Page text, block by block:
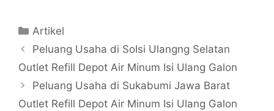
Kategori
Artikel
Peluang Usaha di SoIsi Ulangng Selatan
Outlet Refill Depot Air Minum Isi Ulang Galon
Peluang Usaha di Sukabumi Jawa Barat
Outlet Refill Depot Air Minum Isi Ulang Galon